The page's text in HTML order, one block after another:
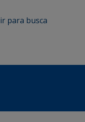
ir para busca